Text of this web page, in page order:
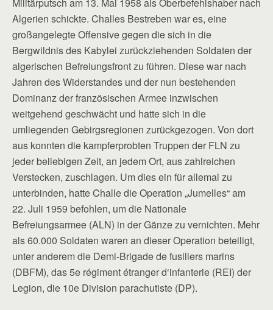
Algerien schickte. Challes Bestreben war es, eine
großangelegte Offensive gegen die sich in die
Bergwildnis des Kabylei zurückziehenden Soldaten der
algerischen Befreiungsfront zu führen. Diese war nach
Jahren des Widerstandes und der nun bestehenden
Dominanz der französischen Armee inzwischen
weitgehend geschwächt und hatte sich in die
umliegenden Gebirgsregionen zurückgezogen. Von dort
aus konnten die kampferprobten Truppen der FLN zu
jeder beliebigen Zeit, an jedem Ort, aus zahlreichen
Verstecken, zuschlagen. Um dies ein für allemal zu
unterbinden, hatte Challe die Operation „Jumelles“ am
22. Juli 1959 befohlen, um die Nationale
Befreiungsarmee (ALN) in der Gänze zu vernichten. Mehr
als 60.000 Soldaten waren an dieser Operation beteiligt,
unter anderem die Demi-­Brigade de fusiliers marins
(DBFM), das 5e régiment étranger d‘infanterie (REI) der
Legion, die 10e Division parachutiste (DP).